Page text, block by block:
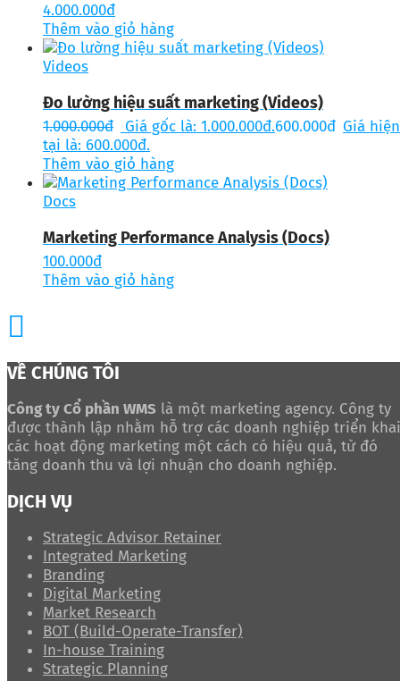
4.000.000đ
Thêm vào giỏ hàng
Videos
Đo lường hiệu suất marketing (Videos)
1.000.000đ Giá gốc là: 1.000.000đ.600.000đ Giá hiện
tại là: 600.000đ.
Thêm vào giỏ hàng
Docs
Marketing Performance Analysis (Docs)
100.000đ
Thêm vào giỏ hàng
VỀ CHÚNG TÔI
Công ty Cổ phần WMS là một marketing agency. Công ty
được thành lập nhằm hỗ trợ các doanh nghiệp triển khai
các hoạt động marketing một cách có hiệu quả, từ đó
tăng doanh thu và lợi nhuận cho doanh nghiệp.
DỊCH VỤ
Strategic Advisor Retainer
Integrated Marketing
Branding
Digital Marketing
Market Research
BOT (Build-Operate-Transfer)
In-house Training
Strategic Planning